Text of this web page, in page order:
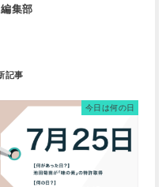
集部
今日は何の日